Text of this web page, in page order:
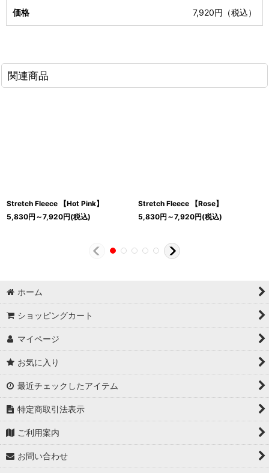
7,920円（税込）
関連商品
Stretch Fleece 【Hot Pink】
5,830円 ～7,920円(税込)
Stretch Fleece 【Rose】
5,830円 ～7,920円(税込)
ホーム
ショッピングカート
マイページ
お気に入り
最近チェックしたアイテム
特定商取引法表示
ご利用案内
お問い合わせ